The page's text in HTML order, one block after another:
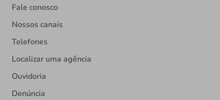
Fale conosco
Nossos canais
Telefones
Localizar uma agência
Ouvidoria
Denúncia